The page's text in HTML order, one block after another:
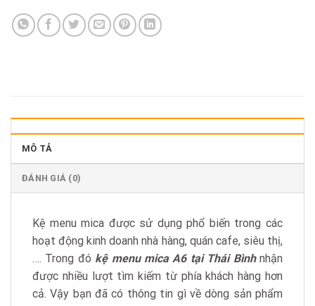
MÔ TẢ
ĐÁNH GIÁ (0)
Kệ menu mica được sử dụng phổ biến trong các
hoạt động kinh doanh nhà hàng, quán cafe, siêu thị,
…. Trong đó kệ menu mica A6 tại Thái Bìnhnhận
được nhiều lượt tìm kiếm từ phía khách hàng hơn
cả. Vậy bạn đã có thông tin gì về dòng sản phẩm